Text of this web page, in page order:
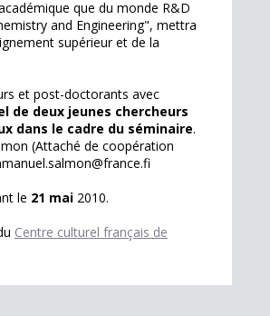
que du monde R&D
and Engineering", mettra
supérieur et de la
et post-doctorants avec
de deux jeunes chercheurs
dans le cadre du séminaire.
(Attaché de coopération
le 21 mai 2010.
Centre culturel français de